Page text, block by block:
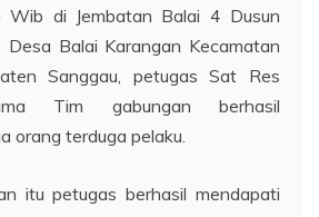
Wib di Jembatan Balai 4 Dusun
Desa Balai Karangan Kecamatan
Sanggau, petugas Sat Res
Tim gabungan berhasil
orang terduga pelaku.
itu petugas berhasil mendapati